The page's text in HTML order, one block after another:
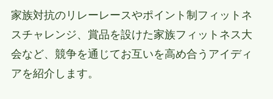
家族対抗のリレーレースやポイント制フィットネ
スチャレンジ、賞品を設けた家族フィットネス大
会など、競争を通じてお互いを高め合うアイディ
アを紹介します。